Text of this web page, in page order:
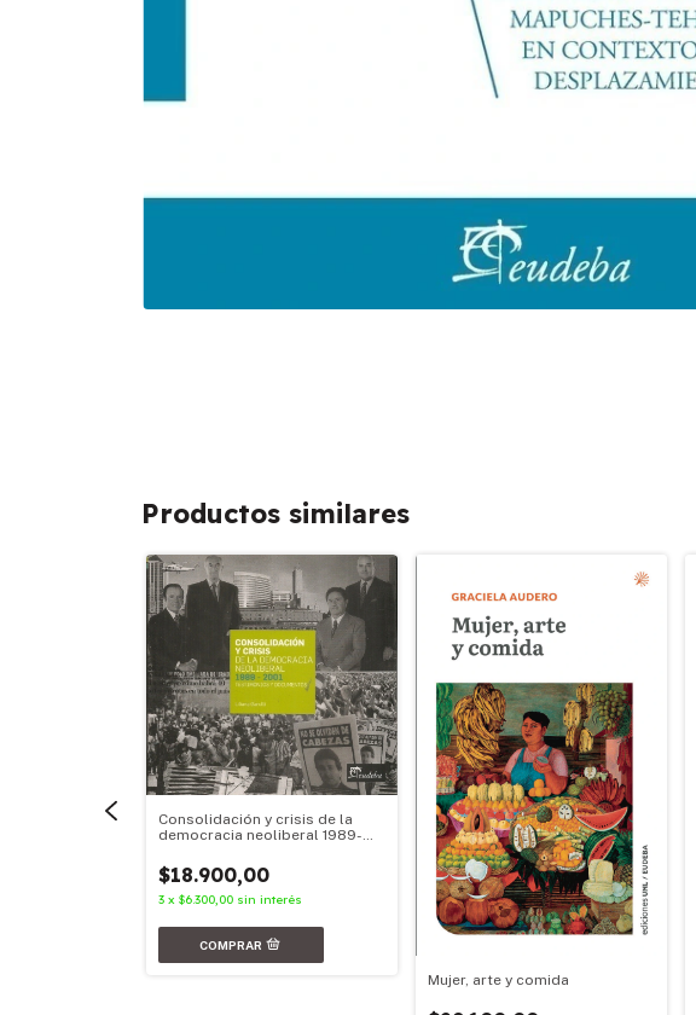
Productos similares
Consolidación y crisis de la
democracia neoliberal 1989-
$18.900,00
3 x $6.300,00 sin interés
Mujer, arte y comida